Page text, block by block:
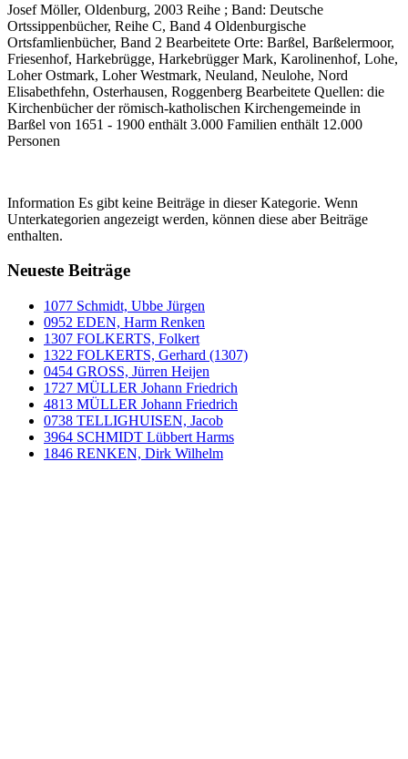
Josef Möller, Oldenburg, 2003 Reihe ; Band: Deutsche
Ortssippenbücher, Reihe C, Band 4 Oldenburgische
Ortsfamlienbücher, Band 2 Bearbeitete Orte: Barßel, Barßelermoor,
Friesenhof, Harkebrügge, Harkebrügger Mark, Karolinenhof, Lohe,
Loher Ostmark, Loher Westmark, Neuland, Neulohe, Nord
Elisabethfehn, Osterhausen, Roggenberg Bearbeitete Quellen: die
Kirchenbücher der römisch-katholischen Kirchengemeinde in
Barßel von 1651 - 1900 enthält 3.000 Familien enthält 12.000
Personen
Information Es gibt keine Beiträge in dieser Kategorie. Wenn
Unterkategorien angezeigt werden, können diese aber Beiträge
enthalten.
Neueste Beiträge
1077 Schmidt, Ubbe Jürgen
0952 EDEN, Harm Renken
1307 FOLKERTS, Folkert
1322 FOLKERTS, Gerhard (1307)
0454 GROSS, Jürren Heijen
1727 MÜLLER Johann Friedrich
4813 MÜLLER Johann Friedrich
0738 TELLIGHUISEN, Jacob
3964 SCHMIDT Lübbert Harms
1846 RENKEN, Dirk Wilhelm